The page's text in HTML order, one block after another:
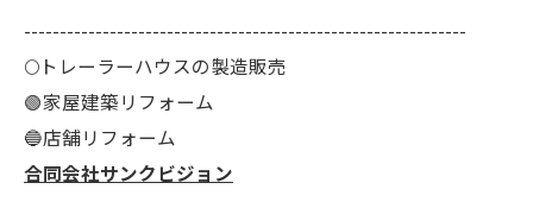
--------------------------------------------------------------
🌕️トレーラーハウスの製造販売
🟢家屋建築リフォーム
🔵店舗リフォーム
合同会社サンクビジョン